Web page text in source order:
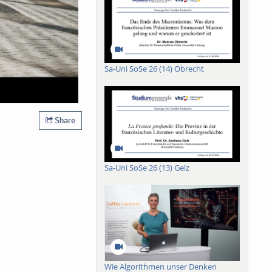
Share
Sa-Uni SoSe 26 (14) Obrecht
Sa-Uni SoSe 26 (13) Gelz
Wie Algorithmen unser Denken